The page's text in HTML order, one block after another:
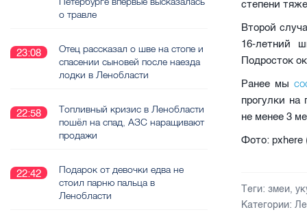
степени
Второй
16-летний
Подросток
Ранее мы
прогулки на
не менее 3
Фото: pxhere
Теги: змеи,
Категории:
о травле
23:08
Отец рассказал о шве на стопе и
спасении сыновей после наезда
лодки в Ленобласти
22:58
Топливный кризис в Ленобласти
пошёл на спад, АЗС наращивают
продажи
22:42
Подарок от девочки едва не
стоил парню пальца в
Ленобласти